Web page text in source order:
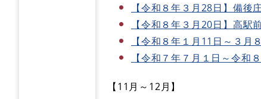
【令和８年３月28日】備後
【令和８年３月20日】高駅
【令和８年１月11日～３
【令和７年７月１日～令和
【11月～12月】